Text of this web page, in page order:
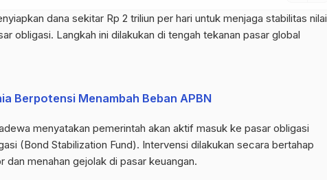
dana sekitar Rp 2 triliun per hari untuk menjaga stabilitas nilai
obligasi. Langkah ini dilakukan di tengah tekanan pasar global
Berpotensi Menambah Beban APBN
menyatakan pemerintah akan aktif masuk ke pasar obligasi
(Bond Stabilization Fund). Intervensi dilakukan secara bertahap
menahan gejolak di pasar keuangan.